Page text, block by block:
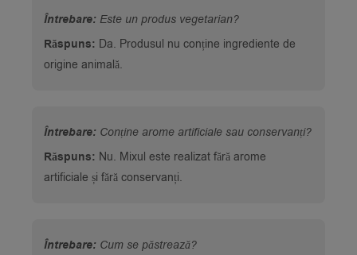
Întrebare: Este un produs vegetarian?
Răspuns: Da. Produsul nu conține ingrediente de
origine animală.
Întrebare: Conține arome artificiale sau conservanți?
Răspuns: Nu. Mixul este realizat fără arome
artificiale și fără conservanți.
Întrebare: Cum se păstrează?